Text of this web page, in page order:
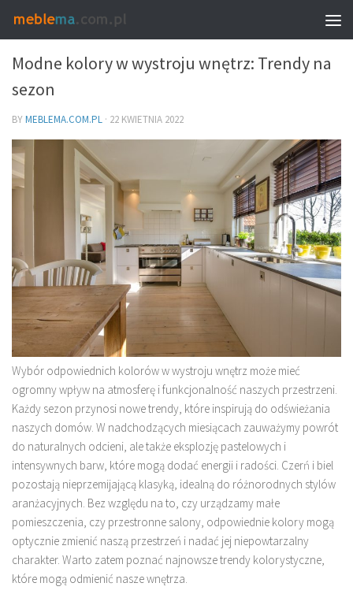
MEBLE I WNĘTRZA
Modne kolory w wystroju wnętrz: Trendy na
sezon
BYMEBLEMA.COM.PL · 22 KWIETNIA 2022
Wybór odpowiednich kolorów w wystroju wnętrz może mieć
ogromny wpływ na atmosferę i funkcjonalność naszych przestrzeni.
Każdy sezon przynosi nowe trendy, które inspirują do odświeżania
naszych domów. W nadchodzących miesiącach zauważymy powrót
do naturalnych odcieni, ale także eksplozję pastelowych i
intensywnych barw, które mogą dodać energii i radości. Czerń i biel
pozostają nieprzemijającą klasyką, idealną do różnorodnych stylów
aranżacyjnych. Bez względu na to, czy urządzamy małe
pomieszczenia, czy przestronne salony, odpowiednie kolory mogą
optycznie zmienić naszą przestrzeń i nadać jej niepowtarzalny
charakter. Warto zatem poznać najnowsze trendy kolorystyczne,
które mogą odmienić nasze wnętrza.